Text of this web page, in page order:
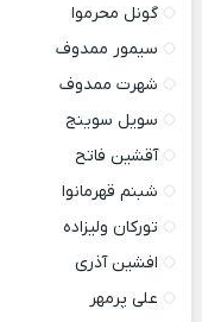
گونل محرموا
سیمور ممدوف
شهرت ممدوف
سویل سوینج
آقشین فاتح
شبنم قهرمانوا
تورکان ولیزاده
افشین آذری
علی پرمهر